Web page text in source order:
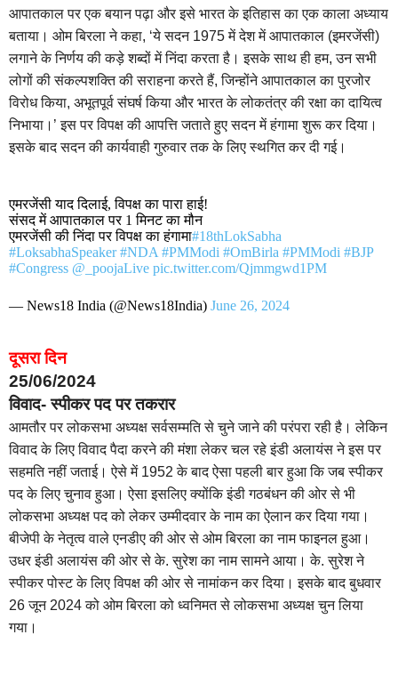
आपातकाल पर एक बयान पढ़ा और इसे भारत के इतिहास का एक काला अध्याय
बताया। ओम बिरला ने कहा, ‘ये सदन 1975 में देश में आपातकाल (इमरजेंसी)
लगाने के निर्णय की कड़े शब्दों में निंदा करता है। इसके साथ ही हम, उन सभी
लोगों की संकल्पशक्ति की सराहना करते हैं, जिन्होंने आपातकाल का पुरजोर
विरोध किया, अभूतपूर्व संघर्ष किया और भारत के लोकतंत्र की रक्षा का दायित्व
निभाया।’ इस पर विपक्ष की आपत्ति जताते हुए सदन में हंगामा शुरू कर दिया।
इसके बाद सदन की कार्यवाही गुरुवार तक के लिए स्थगित कर दी गई।
एमरजेंसी याद दिलाई, विपक्ष का पारा हाई!
संसद में आपातकाल पर 1 मिनट का मौन
एमरजेंसी की निंदा पर विपक्ष का हंगामा#18thLokSabha
#LoksabhaSpeaker #NDA #PMModi #OmBirla #PMModi #BJP
#Congress @_poojaLive pic.twitter.com/Qjmmgwd1PM
— News18 India (@News18India) June 26, 2024
दूसरा दिन
25/06/2024
विवाद- स्पीकर पद पर तकरार
आमतौर पर लोकसभा अध्यक्ष सर्वसम्मति से चुने जाने की परंपरा रही है। लेकिन
विवाद के लिए विवाद पैदा करने की मंशा लेकर चल रहे इंडी अलायंस ने इस पर
सहमति नहीं जताई। ऐसे में 1952 के बाद ऐसा पहली बार हुआ कि जब स्पीकर
पद के लिए चुनाव हुआ। ऐसा इसलिए क्योंकि इंडी गठबंधन की ओर से भी
लोकसभा अध्यक्ष पद को लेकर उम्मीदवार के नाम का ऐलान कर दिया गया।
बीजेपी के नेतृत्व वाले एनडीए की ओर से ओम बिरला का नाम फाइनल हुआ।
उधर इंडी अलायंस की ओर से के. सुरेश का नाम सामने आया। के. सुरेश ने
स्पीकर पोस्ट के लिए विपक्ष की ओर से नामांकन कर दिया। इसके बाद बुधवार
26 जून 2024 को ओम बिरला को ध्वनिमत से लोकसभा अध्यक्ष चुन लिया
गया।